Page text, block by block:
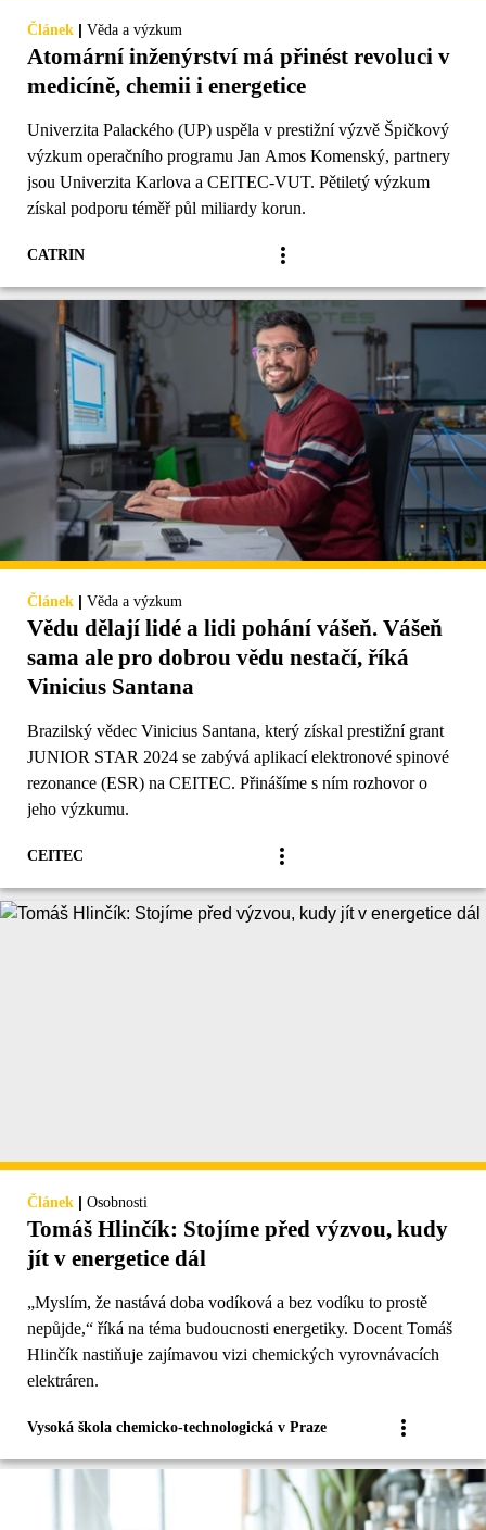
Článek | Věda a výzkum
Atomární inženýrství má přinést revoluci v
medicíně, chemii i energetice
Univerzita Palackého (UP) uspěla v prestižní výzvě Špičkový
výzkum operačního programu Jan Amos Komenský, partnery
jsou Univerzita Karlova a CEITEC-VUT. Pětiletý výzkum
získal podporu téměř půl miliardy korun.
CATRIN
Článek | Věda a výzkum
Vědu dělají lidé a lidi pohání vášeň. Vášeň
sama ale pro dobrou vědu nestačí, říká
Vinicius Santana
Brazilský vědec Vinicius Santana, který získal prestižní grant
JUNIOR STAR 2024 se zabývá aplikací elektronové spinové
rezonance (ESR) na CEITEC. Přinášíme s ním rozhovor o
jeho výzkumu.
CEITEC
Článek | Osobnosti
Tomáš Hlinčík: Stojíme před výzvou, kudy
jít v energetice dál
„Myslím, že nastává doba vodíková a bez vodíku to prostě
nepůjde,“ říká na téma budoucnosti energetiky. Docent Tomáš
Hlinčík nastiňuje zajímavou vizi chemických vyrovnávacích
elektráren.
Vysoká škola chemicko-technologická v Praze